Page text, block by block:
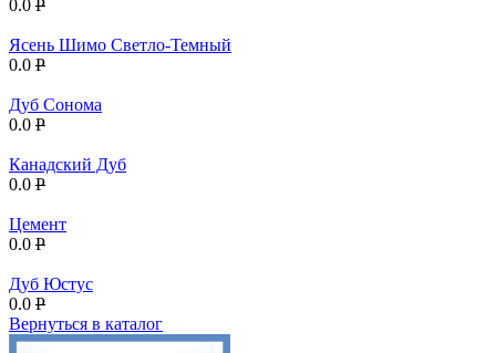
0.0 P
Ясень Шимо Светло-Темный
0.0 P
Дуб Сонома
0.0 P
Канадский Дуб
0.0 P
Цемент
0.0 P
Дуб Юстус
0.0 P
Вернуться в каталог